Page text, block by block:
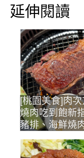
延伸閱讀
[桃園美食]肉
燒肉吃到飽新
豬排、海鮮燒